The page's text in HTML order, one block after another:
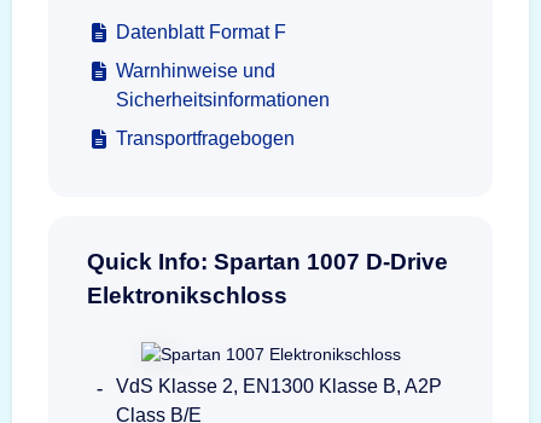
Datenblatt Format F
Warnhinweise und
Sicherheitsinformationen
Transportfragebogen
Quick Info: Spartan 1007 D-Drive
Elektronikschloss
VdS Klasse 2, EN1300 Klasse B, A2P
Class B/E